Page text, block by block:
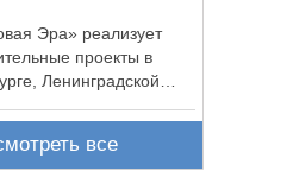
Эра» реализует
проекты в
Ленинградской
все